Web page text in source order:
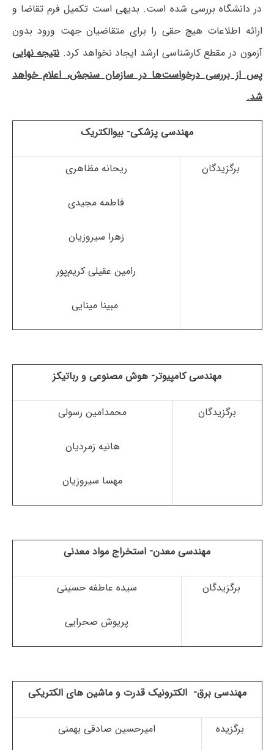
در دانشگاه بررسی شده است. بدیهی است تکمیل فرم تقاضا و
ارائه اطلاعات هیچ حقی را برای متقاضیان جهت ورود بدون
آزمون در مقطع کارشناسی ارشد ایجاد نخواهد کرد.نتیجه نهایی
پس از بررسی درخواست‌ها در سازمان سنجش، اعلام خواهد
شد.
مهندسی پزشکی- بیوالکتریک
برگزیدگان ریحانه مظاهری
فاطمه مجیدی
زهرا سیروزیان
رامین عقیلی کریم‌پور
مبینا مینایی
مهندسی کامپیوتر- هوش مصنوعی و رباتیکز
برگزیدگان محمدامین رسولی
هانیه زمردیان
مهسا سیروزیان
مهندسی معدن- استخراج مواد معدنی
برگزیدگان سیده عاطفه حسینی
پریوش صحرایی
مهندسی برق- الکترونیک قدرت و ماشین های الکتریکی
برگزیده امیرحسین صادقی بهمنی